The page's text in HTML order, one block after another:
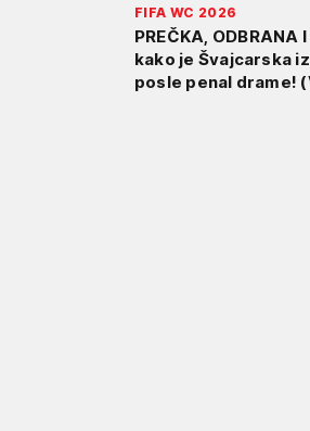
FIFA WC 2026
PREČKA,
kako je Švajcarska
posle penal drame!